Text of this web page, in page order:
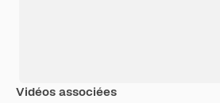
Vidéos associées